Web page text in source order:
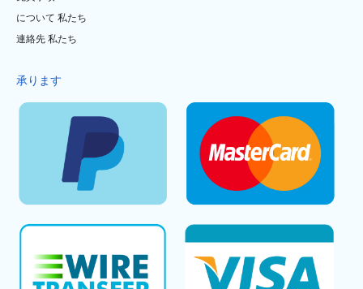
について 私たち
連絡先 私たち
承ります